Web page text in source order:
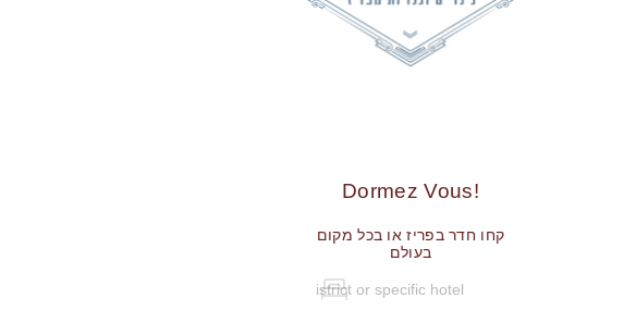
!Dormez Vous
קחו חדר בפריז או בכל מקום
בעולם